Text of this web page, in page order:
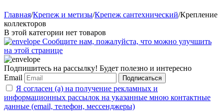
Главная/Крепеж и метизы/Крепеж сантехнический/Крепление
коллекторов
В этой категории нет товаров
Сообщите нам, пожалуйста, что можно улучшить
на этой странице
Подпишитесь на рассылку! Будет полезно и интересно
Email
Подписаться
Я согласен (а) на получение рекламных и
информационных рассылок на указанные мною контактные
данные (email, телефон, мессенджеры)